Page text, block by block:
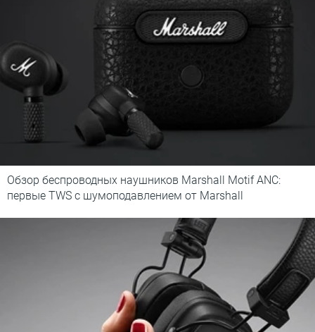
Обзор беспроводных наушников Marshall Motif ANC:
первые TWS с шумоподавлением от Marshall